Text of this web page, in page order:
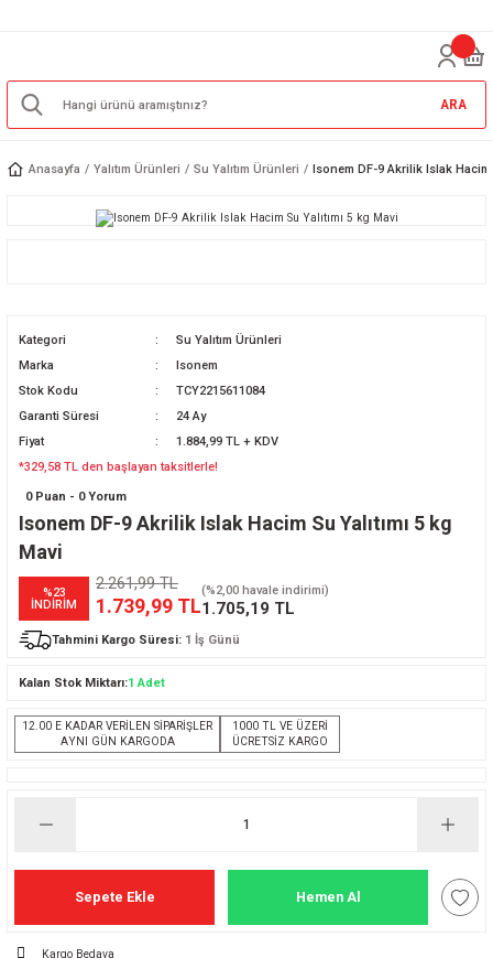
ARA
Anasayfa Yalıtım Ürünleri Su Yalıtım Ürünleri Isonem DF-9 Akrilik Islak Hacim
Kategori
Su Yalıtım Ürünleri
Marka
Isonem
Stok Kodu
TCY2215611084
Garanti Süresi
24 Ay
Fiyat
1.884,99 TL + KDV
*329,58 TL den başlayan taksitlerle!
0 Puan - 0 Yorum
Isonem DF-9 Akrilik Islak Hacim Su Yalıtımı 5 kg
Mavi
%23
İNDİRİM
2.261,99 TL
1.739,99 TL
(%2,00 havale indirimi)
1.705,19 TL
Tahmini Kargo Süresi: 1 İş Günü
Kalan Stok Miktarı:1 Adet
12.00 E KADAR VERİLEN SİPARİŞLER
AYNI GÜN KARGODA
1000 TL VE ÜZERİ
ÜCRETSİZ KARGO
Sepete Ekle Hemen Al
Kargo Bedava